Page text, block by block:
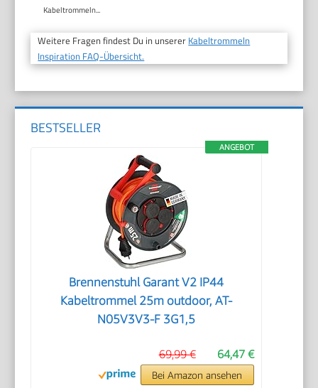
Kabeltrommeln...
Weitere Fragen findest Du in unserer Kabeltrommeln
Inspiration FAQ-Übersicht.
BESTSELLER
ANGEBOT
Brennenstuhl Garant V2 IP44
Kabeltrommel 25m outdoor, AT-
N05V3V3-F 3G1,5
64,47 €
69,99 €
Bei Amazon ansehen